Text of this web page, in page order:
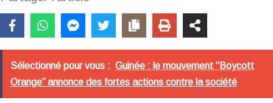
Sélectionné pour vous : Guinée : le mouvement ‘’Boycott
Orange’’ annonce des fortes actions contre la société